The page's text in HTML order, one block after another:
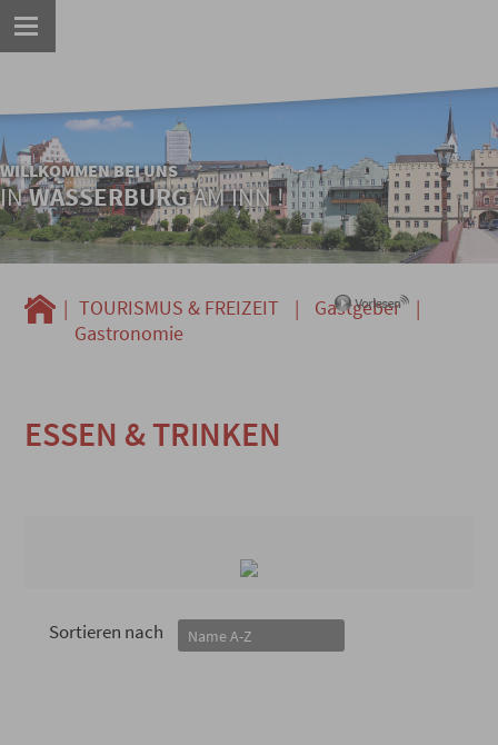
WILLKOMMEN BEI UNS
INWASSERBURGAM INN !
| TOURISMUS & FREIZEIT | Gastgeber |
Gastronomie
ESSEN & TRINKEN
Sortieren nach